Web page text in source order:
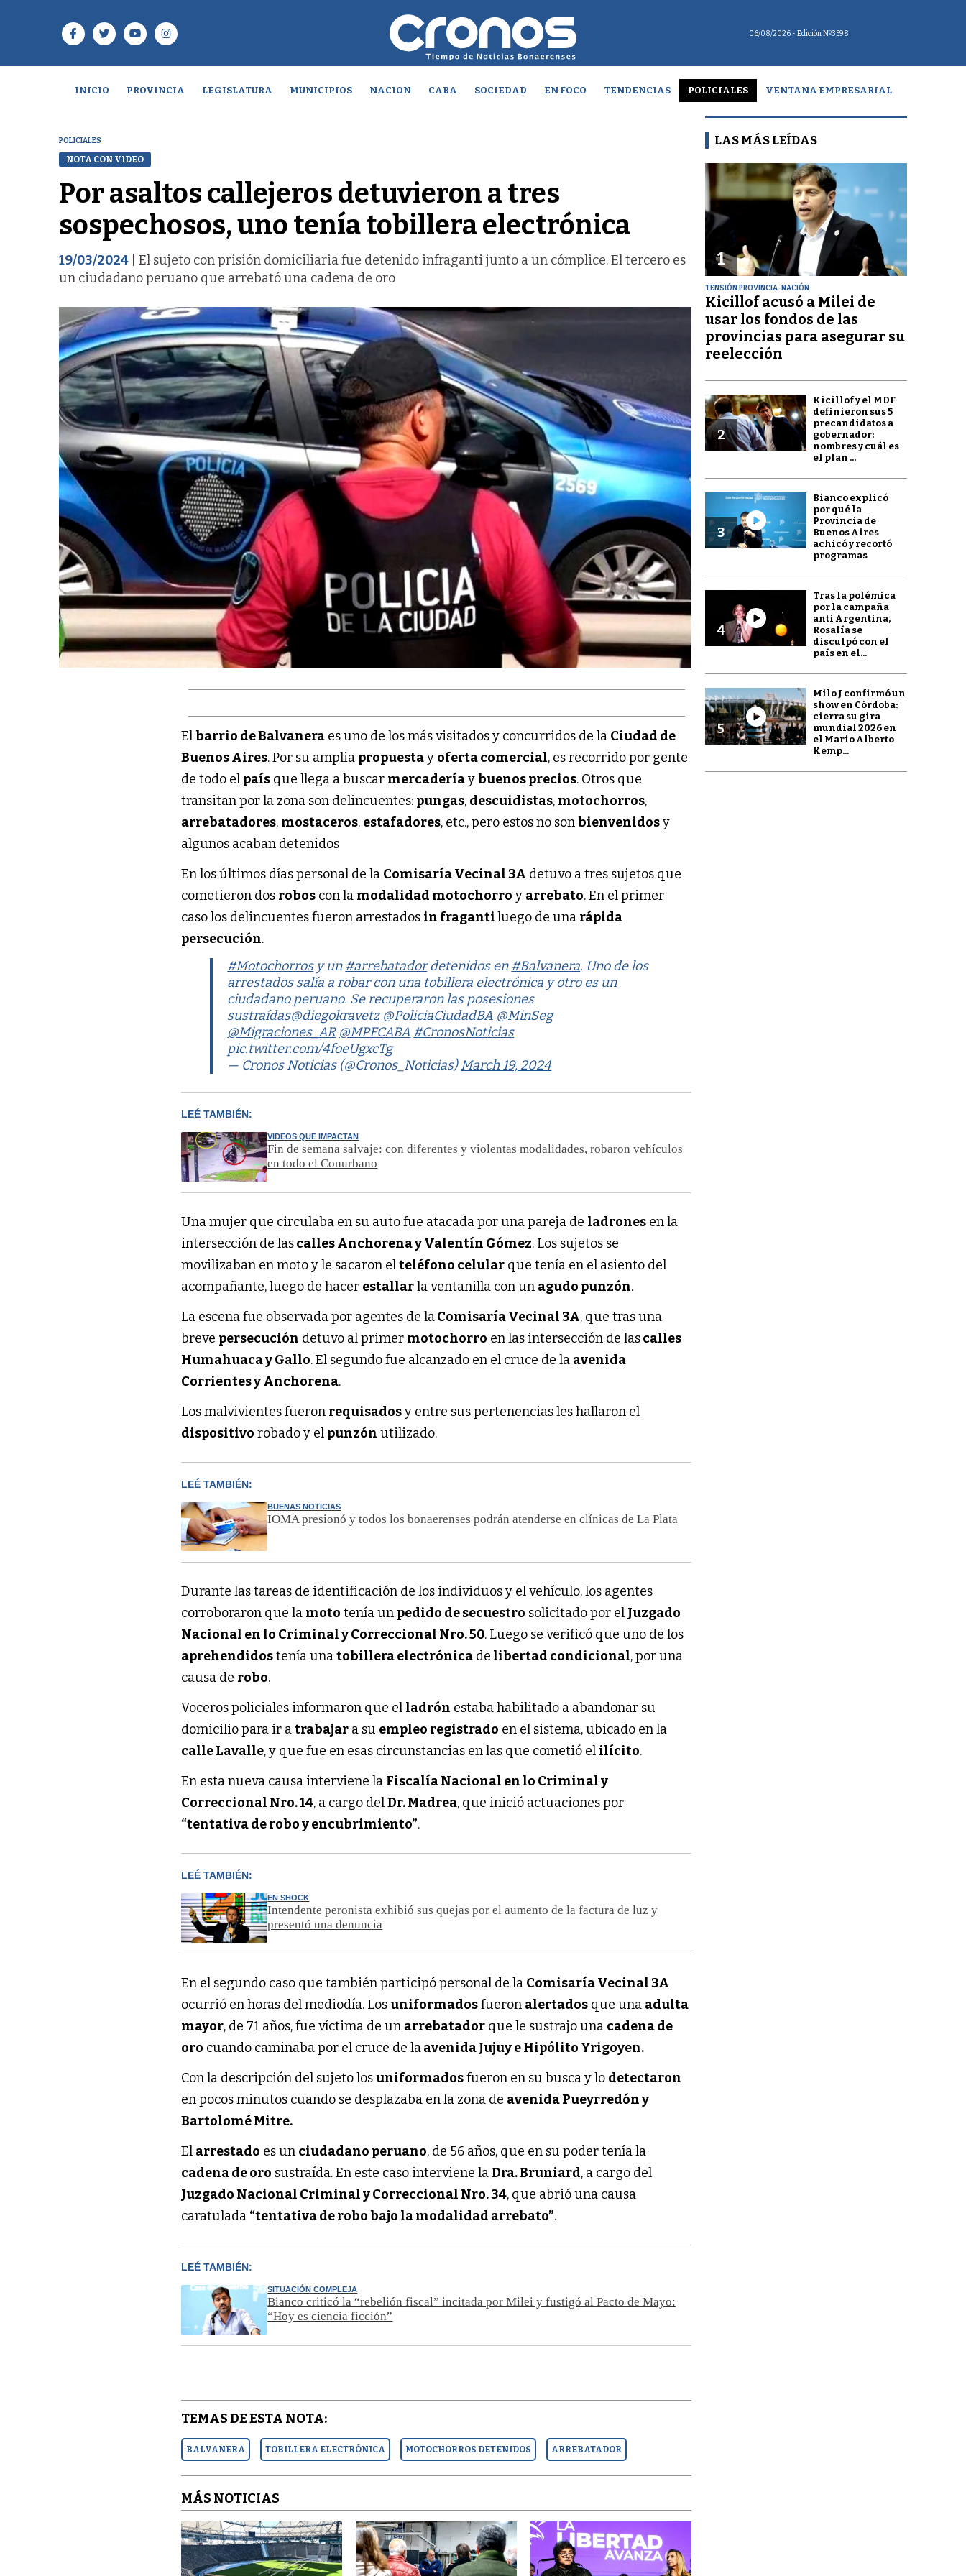
06/08/2026 - Edición Nº3598
INICIO PROVINCIA LEGISLATURA MUNICIPIOS NACION CABA SOCIEDAD EN FOCO TENDENCIAS POLICIALES VENTANA EMPRESARIAL
POLICIALES
NOTA CON VIDEO
Por asaltos callejeros detuvieron a tres
sospechosos, uno tenía tobillera electrónica
19/03/2024 | El sujeto con prisión domiciliaria fue detenido infraganti junto a un cómplice. El tercero es
un ciudadano peruano que arrebató una cadena de oro
Elbarrio de Balvanera es uno de los más visitados y concurridos de la Ciudad de
Buenos Aires. Por su amplia propuestay oferta comercial, es recorrido por gente
de todo el país que llega a buscar mercaderíaybuenos precios. Otros que
transitan por la zona son delincuentes: pungas, descuidistas, motochorros,
arrebatadores, mostaceros, estafadores, etc., pero estos no sonbienvenidosy
algunos acaban detenidos
En los últimos días personal de la Comisaría Vecinal 3A detuvo a tres sujetos que
cometieron dos robos con la modalidad motochorro y arrebato. En el primer
caso los delincuentes fueron arrestados in fragantiluego de una rápida
persecución.
#Motochorrosy un #arrebatadordetenidos en #Balvanera. Uno de los
arrestados salía a robar con una tobillera electrónica y otro es un
ciudadano peruano. Se recuperaron las posesiones
sustraídas@diegokravetz @PoliciaCiudadBA @MinSeg
@Migraciones_AR @MPFCABA #CronosNoticias
pic.twitter.com/4foeUgxcTg
— Cronos Noticias (@Cronos_Noticias)March 19, 2024
LEÉ TAMBIÉN:
VIDEOS QUE IMPACTAN
Fin de semana salvaje: con diferentes y violentas modalidades, robaron vehículos
en todo el Conurbano
Una mujer que circulaba en su auto fue atacada por una pareja de ladrones en la
intersección de lascalles Anchorena y Valentín Gómez. Los sujetos se
movilizaban en moto y le sacaron elteléfono celular que tenía en el asiento del
acompañante, luego de hacer estallarla ventanilla con un agudo punzón.
La escena fue observada por agentes de laComisaría Vecinal 3A, que tras una
breve persecución detuvo al primer motochorro en las intersección de lascalles
Humahuaca y Gallo. El segundo fue alcanzado en el cruce de la avenida
Corrientes y Anchorena.
Los malvivientes fueron requisadosy entre sus pertenencias les hallaron el
dispositivo robado y el punzón utilizado.
LEÉ TAMBIÉN:
BUENAS NOTICIAS
IOMA presionó y todos los bonaerenses podrán atenderse en clínicas de La Plata
Durante las tareas de identificación de los individuos y el vehículo, los agentes
corroboraron que la moto tenía un pedido de secuestro solicitado por el Juzgado
Nacional en lo Criminal y Correccional Nro. 50. Luego se verificó que uno de los
aprehendidostenía unatobillera electrónica de libertad condicional, por una
causa de robo.
Voceros policiales informaron que el ladrón estaba habilitado a abandonar su
domicilio para ir atrabajar a su empleo registrado en el sistema, ubicado en la
calle Lavalle, y que fue en esas circunstancias en las que cometió el ilícito.
En esta nueva causa interviene la Fiscalía Nacional en lo Criminal y
Correccional Nro. 14, a cargo delDr. Madrea, que inició actuaciones por
“tentativa de robo y encubrimiento”.
LEÉ TAMBIÉN:
EN SHOCK
Intendente peronista exhibió sus quejas por el aumento de la factura de luz y
presentó una denuncia
En el segundo caso que también participó personal de la Comisaría Vecinal 3A
ocurrió en horas del mediodía. Losuniformadosfueron alertados que una adulta
mayor, de 71 años, fue víctima de un arrebatador que le sustrajo una cadena de
oro cuando caminaba por el cruce de laavenida Jujuy e Hipólito Yrigoyen.
Con la descripción del sujeto losuniformadosfueron en su busca y lo detectaron
en pocos minutos cuando se desplazaba en la zona de avenida Pueyrredón y
Bartolomé Mitre.
El arrestado es un ciudadano peruano, de 56 años, que en su poder tenía la
cadena de oro sustraída. En este caso interviene laDra. Bruniard, a cargo del
Juzgado Nacional Criminal y Correccional Nro. 34, que abrió una causa
caratulada “tentativa de robo bajo la modalidad arrebato”.
LEÉ TAMBIÉN:
SITUACIÓN COMPLEJA
Bianco criticó la “rebelión fiscal” incitada por Milei y fustigó al Pacto de Mayo:
“Hoy es ciencia ficción”
TEMAS DE ESTA NOTA:
BALVANERA TOBILLERA ELECTRÓNICA MOTOCHORROS DETENIDOS ARREBATADOR
MÁS NOTICIAS
LAS MÁS LEÍDAS
1
TENSIÓN PROVINCIA-NACIÓN
Kicillof acusó a Milei de
usar los fondos de las
provincias para asegurar su
reelección
2
Kicillof y el MDF
definieron sus 5
precandidatos a
gobernador:
nombres y cuál es
el plan ...
3
Bianco explicó
por qué la
Provincia de
Buenos Aires
achicó y recortó
programas
4
Tras la polémica
por la campaña
anti Argentina,
Rosalía se
disculpó con el
país en el...
5
Milo J confirmó un
show en Córdoba:
cierra su gira
mundial 2026 en
el Mario Alberto
Kemp...